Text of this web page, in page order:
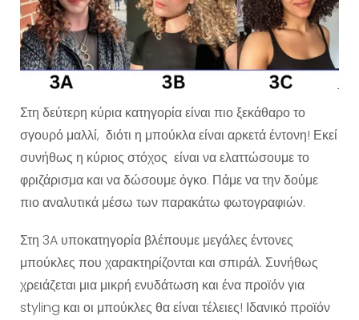
Στη δεύτερη κύρια κατηγορία είναι πιο ξεκάθαρο το
σγουρό μαλλί, διότι η μπούκλα είναι αρκετά έντονη! Εκεί
συνήθως η κύριος στόχος είναι να ελαττώσουμε το
φριζάρισμα και να δώσουμε όγκο. Πάμε να την δούμε
πιο αναλυτικά μέσω των παρακάτω φωτογραφιών.
Στη 3A υποκατηγορία βλέπουμε μεγάλες έντονες
μπούκλες που χαρακτηρίζονται και σπιράλ. Συνήθως
χρειάζεται μια μικρή ενυδάτωση και ένα προϊόν για
styling και οι μπούκλες θα είναι τέλειες! Ιδανικό προϊόν